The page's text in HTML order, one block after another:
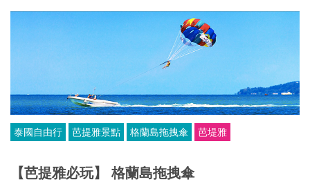
泰國自由行 芭提雅景點 格蘭島拖拽傘 芭堤雅
【芭提雅必玩】 格蘭島拖拽傘